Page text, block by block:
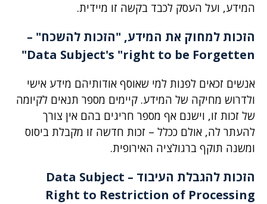
המידע, ועל העסק לכבד בקשה זו מיידית.
הזכות למחוק את המידע, "הזכות להשכח" –
Data Subject's "right to be Forgetten"
אנשים זכאים לפנות למי שאוסף אודותיהם מידע אישי
ולדרוש מחיקה של המידע. קיימים מספר תנאים לקיומה
של זכות זו, וישנם אף מספר חריגים בהם אין צורך
להעתר לה, אולם ככלל – זכות חדשה זו מקבלת ביסוס
ומשנה תוקף ברגולציה האירופית.
הזכות להגבלת העיבוד – Data Subject
Right to Restriction of Processing